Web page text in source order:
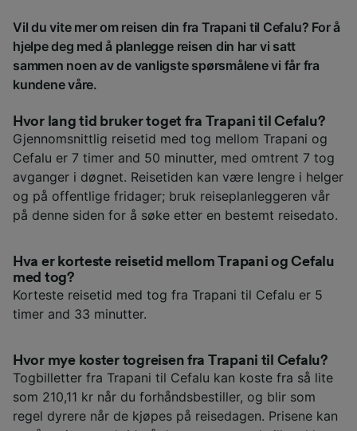
Vil du vite mer om reisen din fra Trapani til Cefalu? For å
hjelpe deg med å planlegge reisen din har vi satt
sammen noen av de vanligste spørsmålene vi får fra
kundene våre.
Hvor lang tid bruker toget fra Trapani til Cefalu?
Gjennomsnittlig reisetid med tog mellom Trapani og
Cefalu er 7 timer and 50 minutter, med omtrent 7 tog
avganger i døgnet. Reisetiden kan være lengre i helger
og på offentlige fridager; bruk reiseplanleggeren vår
på denne siden for å søke etter en bestemt reisedato.
Hva er korteste reisetid mellom Trapani og Cefalu
med tog?
Korteste reisetid med tog fra Trapani til Cefalu er 5
timer and 33 minutter.
Hvor mye koster togreisen fra Trapani til Cefalu?
Togbilletter fra Trapani til Cefalu kan koste fra så lite
som 210,11 kr når du forhåndsbestiller, og blir som
regel dyrere når de kjøpes på reisedagen. Prisene kan